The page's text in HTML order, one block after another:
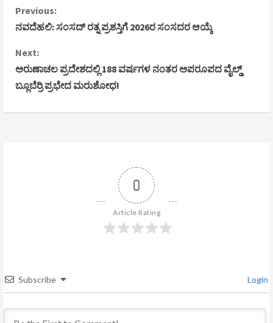
C
n
t
i
d
Previous:
ನವದೆಹಲಿ: ಸಂಸದ್ ರತ್ನ ಪ್ರಶಸ್ತಿಗೆ 2026ರ ಸಂಸದರ ಆಯ್ಕೆ
Next:
ಅರುಣಾಚಲ ಪ್ರದೇಶದಲ್ಲಿ 188 ವರ್ಷಗಳ ನಂತರ ಅಪರೂಪದ ವೈಲ್ಡ್
ಬ್ಲೂಬೆರ್ರಿ ಪ್ರಭೇದ ಮರುಶೋಧ!
0
Article Rating
Subscribe Login